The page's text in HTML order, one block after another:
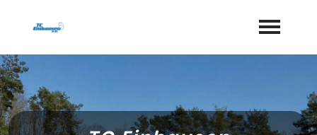
Aktuelles